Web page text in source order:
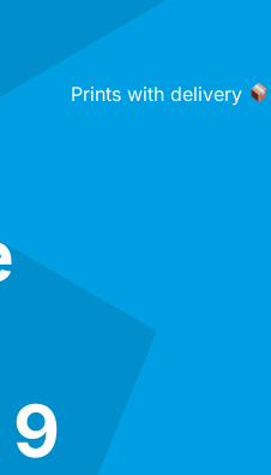
Prints with delivery